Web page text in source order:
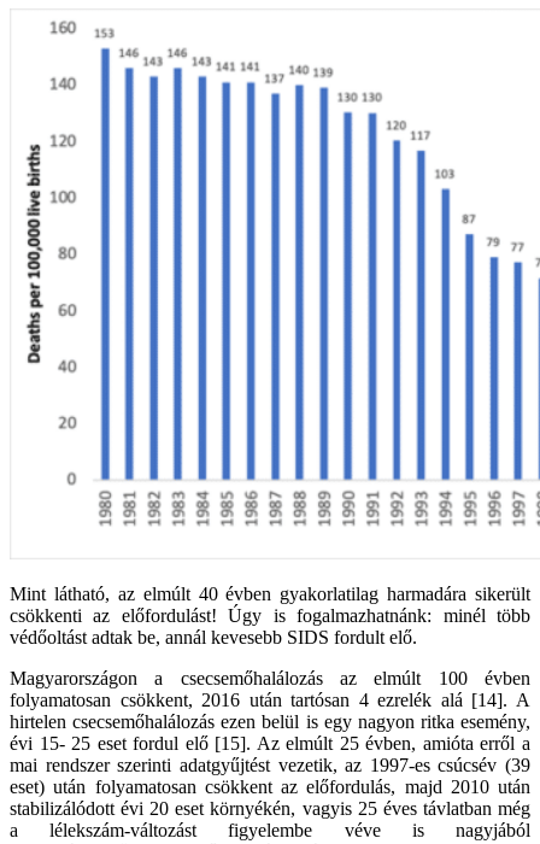
Mint látható, az elmúlt 40 évben gyakorlatilag harmadára sikerült
csökkenti az előfordulást! Úgy is fogalmazhatnánk: minél több
védőoltást adtak be, annál kevesebb SIDS fordult elő.
Magyarországon a csecsemőhalálozás az elmúlt 100 évben
folyamatosan csökkent, 2016 után tartósan 4 ezrelék alá [14]. A
hirtelen csecsemőhalálozás ezen belül is egy nagyon ritka esemény,
évi 15- 25 eset fordul elő [15]. Az elmúlt 25 évben, amióta erről a
mai rendszer szerinti adatgyűjtést vezetik, az 1997-es csúcsév (39
eset) után folyamatosan csökkent az előfordulás, majd 2010 után
stabilizálódott évi 20 eset környékén, vagyis 25 éves távlatban még
a lélekszám-változást figyelembe véve is nagyjából